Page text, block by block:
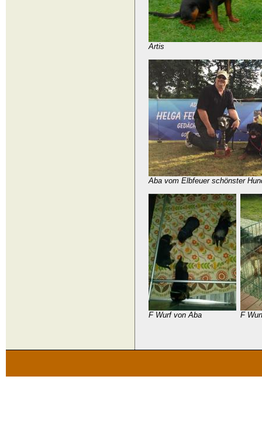
Artis
Aba vom Elbfeuer schönster
F Wurf von Aba F